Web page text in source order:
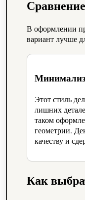
В оформлении
вариант лучше
Этот стиль
лишних
таком
геометрии.
качеству и
Как